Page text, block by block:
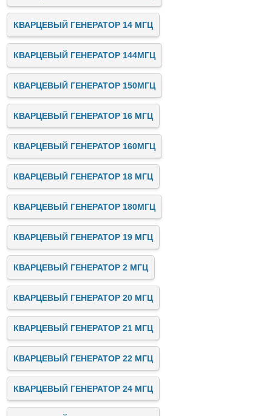
КВАРЦЕВЫЙ ГЕНЕРАТОР 14 МГЦ
КВАРЦЕВЫЙ ГЕНЕРАТОР 144МГЦ
КВАРЦЕВЫЙ ГЕНЕРАТОР 150МГЦ
КВАРЦЕВЫЙ ГЕНЕРАТОР 16 МГЦ
КВАРЦЕВЫЙ ГЕНЕРАТОР 160МГЦ
КВАРЦЕВЫЙ ГЕНЕРАТОР 18 МГЦ
КВАРЦЕВЫЙ ГЕНЕРАТОР 180МГЦ
КВАРЦЕВЫЙ ГЕНЕРАТОР 19 МГЦ
КВАРЦЕВЫЙ ГЕНЕРАТОР 2 МГЦ
КВАРЦЕВЫЙ ГЕНЕРАТОР 20 МГЦ
КВАРЦЕВЫЙ ГЕНЕРАТОР 21 МГЦ
КВАРЦЕВЫЙ ГЕНЕРАТОР 22 МГЦ
КВАРЦЕВЫЙ ГЕНЕРАТОР 24 МГЦ